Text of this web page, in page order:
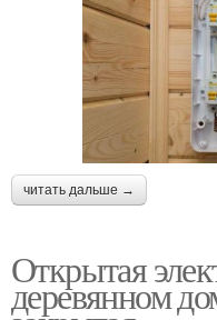
читать дальше →
Открытая
деревянном